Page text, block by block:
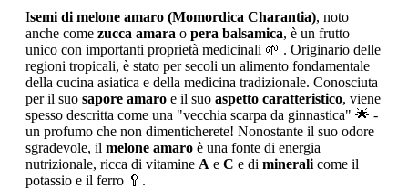
Isemi di melone amaro (Momordica Charantia), noto
anche come zucca amara o pera balsamica, è un frutto
unico con importanti proprietà medicinali 🌱 . Originario delle
regioni tropicali, è stato per secoli un alimento fondamentale
della cucina asiatica e della medicina tradizionale. Conosciuta
per il suo sapore amaro e il suo aspetto caratteristico, viene
spesso descritta come una "vecchia scarpa da ginnastica" 🌟 -
un profumo che non dimenticherete! Nonostante il suo odore
sgradevole, il melone amaro è una fonte di energia
nutrizionale, ricca di vitamine A e C e di minerali come il
potassio e il ferro 🥄.